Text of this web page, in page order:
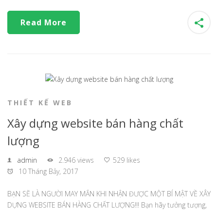
Read More
THIẾT KẾ WEB
Xây dựng website bán hàng chất
lượng
admin 2.946 views
529 likes
10 Tháng Bảy, 2017
BẠN SẼ LÀ NGƯỜI MAY MẮN KHI NHẬN ĐƯỢC MỘT BÍ MẬT VỀ XÂY
DỰNG WEBSITE BÁN HÀNG CHẤT LƯỢNG!!! Bạn hãy tưởng tượng,